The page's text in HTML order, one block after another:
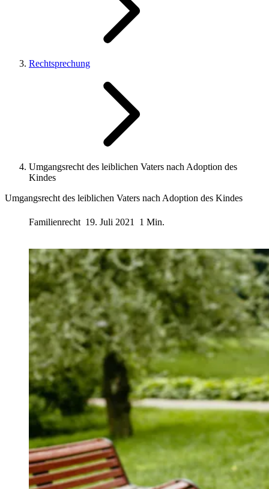
Rechtsprechung
Umgangsrecht des leiblichen Vaters nach Adoption des
Kindes
Umgangsrecht des leiblichen Vaters nach Adoption des Kindes
Familienrecht 19. Juli 2021 1 Min.